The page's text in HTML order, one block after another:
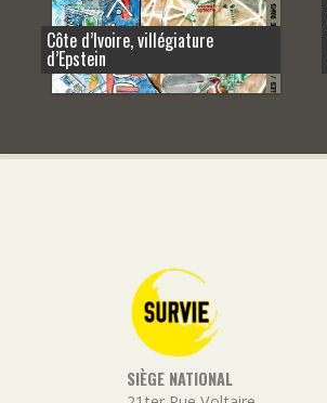
Côte d’Ivoire, villégiature
d’Epstein
SIÈGE NATIONAL